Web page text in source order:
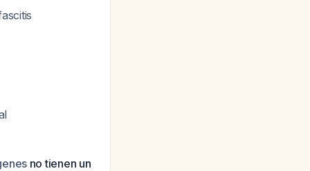
no tienen un